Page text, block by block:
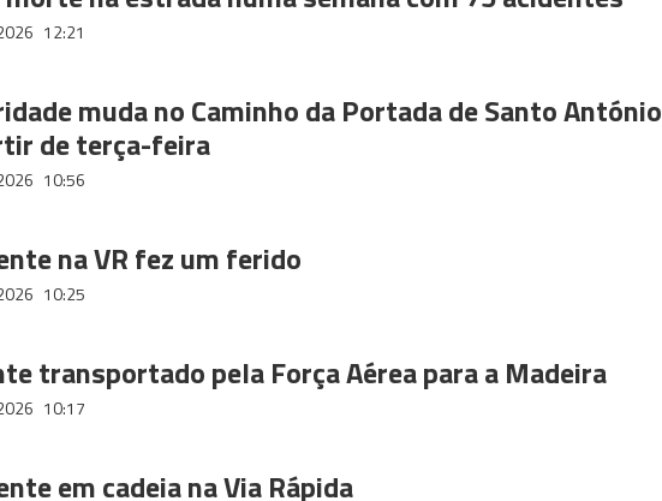
12:21
muda no Caminho da Portada de Santo António
de terça-feira
10:56
na VR fez um ferido
10:25
transportado pela Força Aérea para a Madeira
10:17
em cadeia na Via Rápida